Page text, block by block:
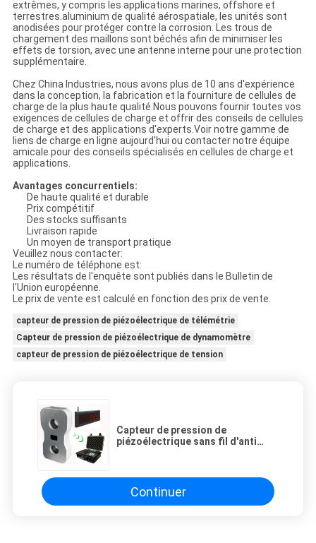
extrêmes, y compris les applications marines, offshore et
terrestres.aluminium de qualité aérospatiale, les unités sont
anodisées pour protéger contre la corrosion. Les trous de
chargement des maillons sont béchés afin de minimiser les
effets de torsion, avec une antenne interne pour une protection
supplémentaire.
Chez China Industries, nous avons plus de 10 ans d'expérience
dans la conception, la fabrication et la fourniture de cellules de
charge de la plus haute qualité.Nous pouvons fournir toutes vos
exigences de cellules de charge et offrir des conseils de cellules
de charge et des applications d'experts.Voir notre gamme de
liens de charge en ligne aujourd'hui ou contacter notre équipe
amicale pour des conseils spécialisés en cellules de charge et
applications.
Avantages concurrentiels:
De haute qualité et durable
Prix compétitif
Des stocks suffisants
Livraison rapide
Un moyen de transport pratique
Veuillez nous contacter:
Le numéro de téléphone est:
Les résultats de l'enquête sont publiés dans le Bulletin de
l'Union européenne.
Le prix de vente est calculé en fonction des prix de vente.
capteur de pression de piézoélectrique de télémétrie
Capteur de pression de piézoélectrique de dynamomètre
capteur de pression de piézoélectrique de tension
Capteur de pression de
piézoélectrique sans fil d'anti
Continuer